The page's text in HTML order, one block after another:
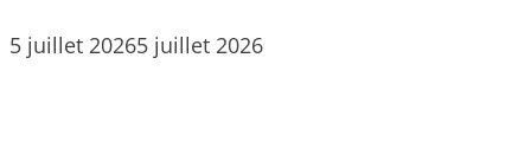
5 juillet 20265 juillet 2026